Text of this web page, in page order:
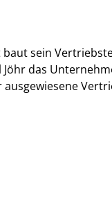
baut sein
das